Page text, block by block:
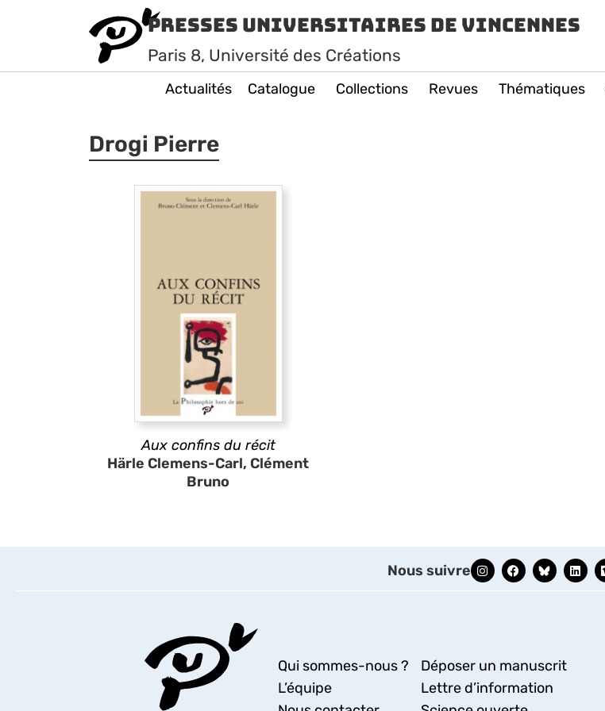
Presses Universitaires de Vincennes
Paris 8, Université des Créations
Actualités Catalogue Collections Revues Thématiques
Drogi Pierre
Aux confins du récit
Härle Clemens-Carl, Clément
Bruno
Nous suivre
Qui sommes-nous ?
L’équipe
Déposer un manuscrit
Lettre d’information